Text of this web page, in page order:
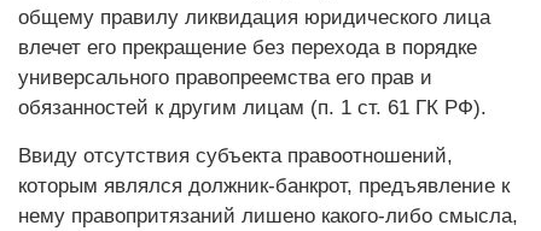
общему правилу ликвидация юридического лица
влечет его прекращение без перехода в порядке
универсального правопреемства его прав и
обязанностей к другим лицам (п. 1 ст. 61 ГК РФ).
Ввиду отсутствия субъекта правоотношений,
которым являлся должник-банкрот, предъявление к
нему правопритязаний лишено какого-либо смысла,